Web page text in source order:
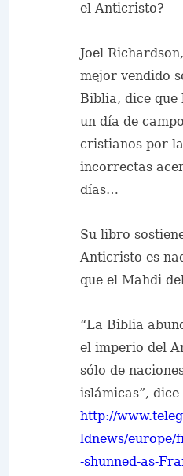
el Anticristo?
Joel Richardson
mejor vendido
Biblia, dice que
un día de
cristianos por
incorrectas
días…
Su libro
Anticristo es
que el Mahdi
“La Biblia
el imperio del
sólo de
islámicas”,
http://
ldnews/europe/
-shunned-as-